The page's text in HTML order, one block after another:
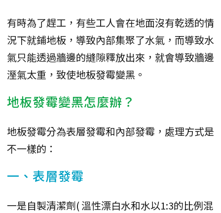
有時為了趕工，有些工人會在地面沒有乾透的情
況下就鋪地板，導致內部集聚了水氣，而導致水
氣只能透過牆邊的縫隙釋放出來，就會導致牆邊
溼氣太重，致使地板發霉變黑。
地板發霉變黑怎麼辦？
地板發霉分為表層發霉和內部發霉，處理方式是
不一樣的：
一、表層發霉
一是自製清潔劑( 溫性漂白水和水以1:3的比例混